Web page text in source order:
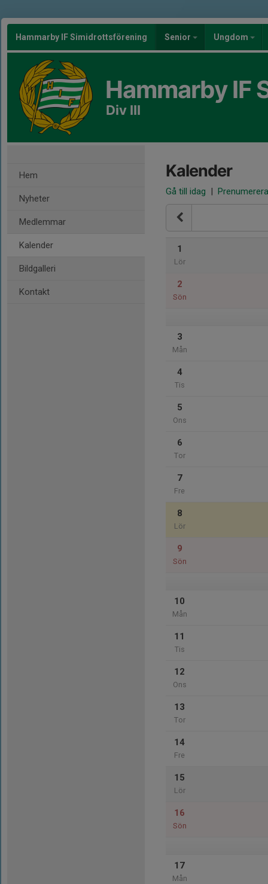
Hammarby IF Simidrottsförening Senior Ungdom
Hammarby IF
Div III
Hem
Nyheter
Medlemmar
Kalender
Bildgalleri
Kontakt
Kalender
Gå till idag | Prenumerera
1
Lör
2
Sön
3
Mån
4
Tis
5
Ons
6
Tor
7
Fre
8
Lör
9
Sön
10
Mån
11
Tis
12
Ons
13
Tor
14
Fre
15
Lör
16
Sön
17
Mån